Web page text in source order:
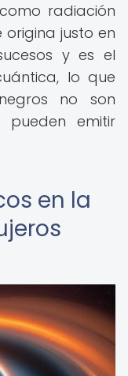
radiación
origina justo en
y es el
lo que
no son
pueden emitir
en la